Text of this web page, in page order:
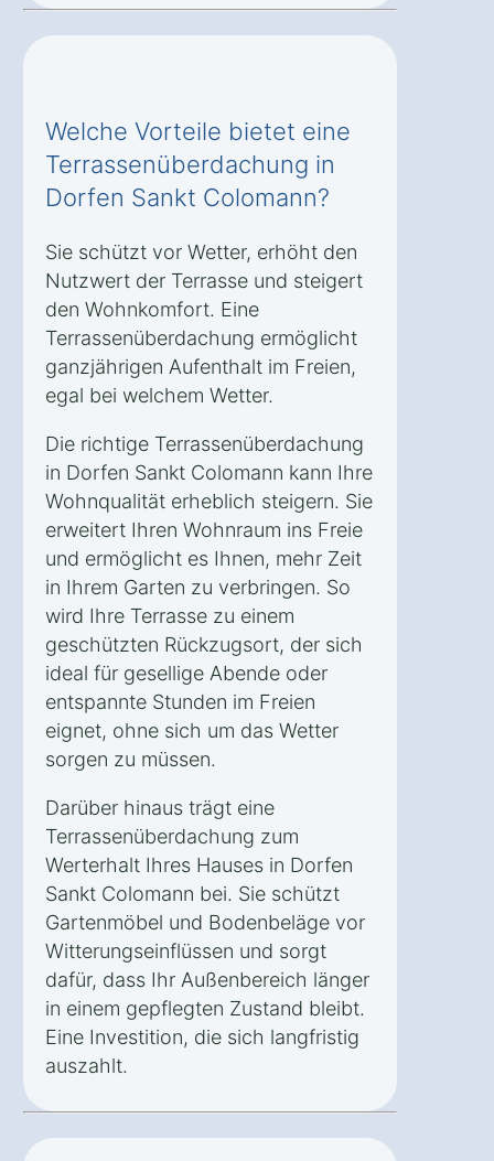
Welche Vorteile bietet eine
Terrassenüberdachung in
Dorfen Sankt Colomann?
Sie schützt vor Wetter, erhöht den
Nutzwert der Terrasse und steigert
den Wohnkomfort. Eine
Terrassenüberdachung ermöglicht
ganzjährigen Aufenthalt im Freien,
egal bei welchem Wetter.
Die richtige Terrassenüberdachung
in Dorfen Sankt Colomann kann Ihre
Wohnqualität erheblich steigern. Sie
erweitert Ihren Wohnraum ins Freie
und ermöglicht es Ihnen, mehr Zeit
in Ihrem Garten zu verbringen. So
wird Ihre Terrasse zu einem
geschützten Rückzugsort, der sich
ideal für gesellige Abende oder
entspannte Stunden im Freien
eignet, ohne sich um das Wetter
sorgen zu müssen.
Darüber hinaus trägt eine
Terrassenüberdachung zum
Werterhalt Ihres Hauses in Dorfen
Sankt Colomann bei. Sie schützt
Gartenmöbel und Bodenbeläge vor
Witterungseinflüssen und sorgt
dafür, dass Ihr Außenbereich länger
in einem gepflegten Zustand bleibt.
Eine Investition, die sich langfristig
auszahlt.